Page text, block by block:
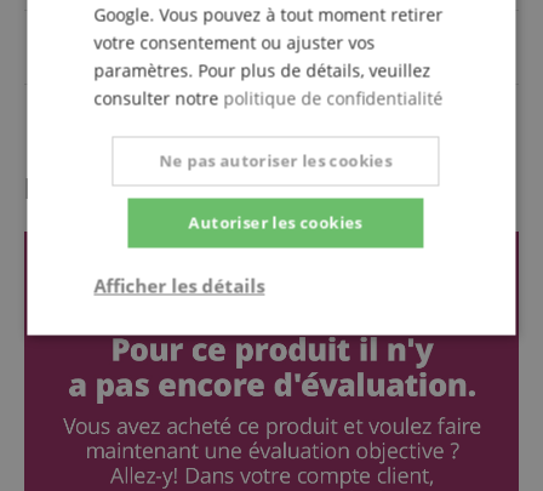
Entrées
Cinch (digital), Cinch / RCA,
HDMI, Optisch, USB, XLR
Couleur Noir
l'évaluation des clients
Google. Vous pouvez à tout moment retirer
votre consentement ou ajuster vos
paramètres. Pour plus de détails, veuillez
consulter notre politique de confidentialité
Autoriser les cookies
Ne pas autoriser les cookies
Afficher les détails
Strictement
nécessaire
Performance Ciblage
Fonctionnalité